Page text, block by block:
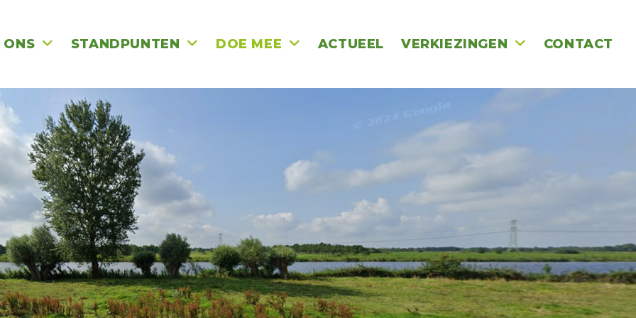
ONS STANDPUNTEN DOE MEE ACTUEEL VERKIEZINGEN CONTACT